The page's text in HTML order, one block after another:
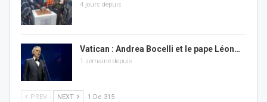
4 jours depuis
Vatican : Andrea Bocelli et le pape Léon…
1 semaine depuis
PREV NEXT 1 De 315